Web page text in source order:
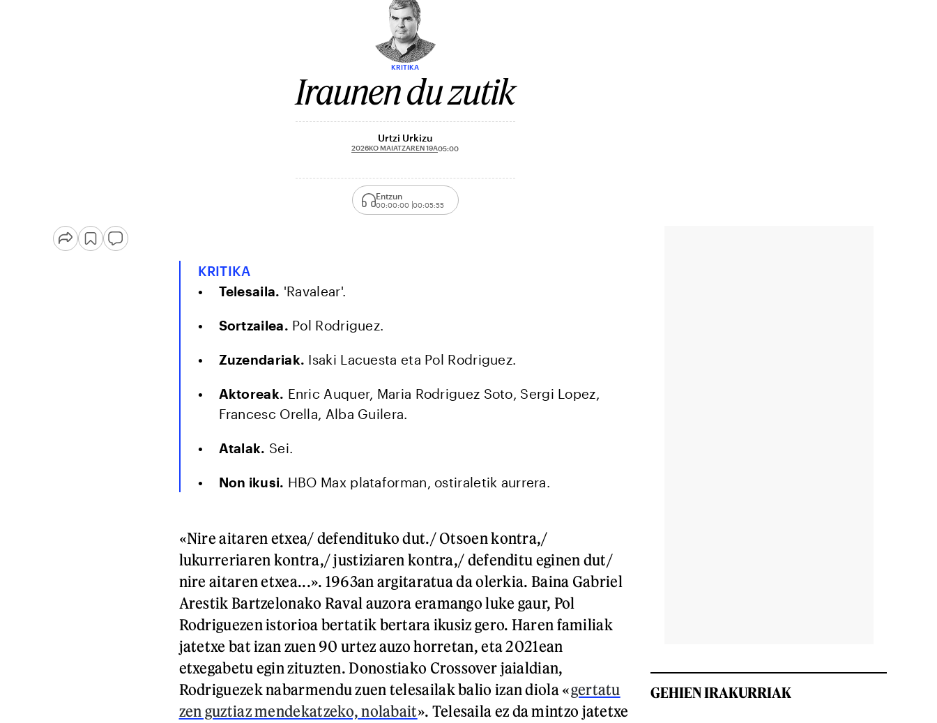
KRITIKA
Iraunen du zutik
Urtzi Urkizu
2026KO MAIATZAREN 19A05:00
Entzun
00:00:00 00:05:55
KRITIKA
Telesaila. 'Ravalear'.
Sortzailea. Pol Rodriguez.
Zuzendariak. Isaki Lacuesta eta Pol Rodriguez.
Aktoreak. Enric Auquer, Maria Rodriguez Soto, Sergi Lopez,
Francesc Orella, Alba Guilera.
Atalak. Sei.
Non ikusi. HBO Max plataforman, ostiraletik aurrera.
«Nire aitaren etxea/ defendituko dut./ Otsoen kontra,/
lukurreriaren kontra,/ justiziaren kontra,/ defenditu eginen dut/
nire aitaren etxea...». 1963an argitaratua da olerkia. Baina Gabriel
Arestik Bartzelonako Raval auzora eramango luke gaur, Pol
Rodriguezen istorioa bertatik bertara ikusiz gero. Haren familiak
jatetxe bat izan zuen 90 urtez auzo horretan, eta 2021ean
etxegabetu egin zituzten. Donostiako Crossover jaialdian,
Rodriguezek nabarmendu zuen telesailak balio izan diola «gertatu
zen guztiaz mendekatzeko, nolabait». Telesaila ez da mintzo jatetxe
GEHIEN IRAKURRIAK